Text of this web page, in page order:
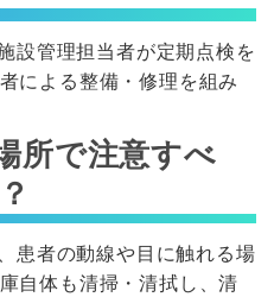
設管理担当者が定期点検を
による整備・修理を組み
所で注意すべ
患者の動線や目に触れる場
自体も清掃・清拭し、清